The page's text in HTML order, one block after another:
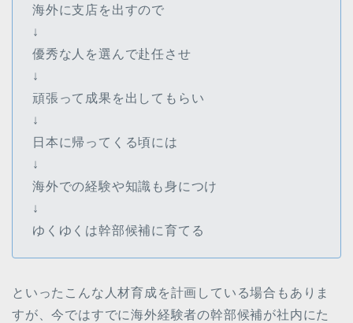
海外に支店を出すので
↓
優秀な人を選んで赴任させ
↓
頑張って成果を出してもらい
↓
日本に帰ってくる頃には
↓
海外での経験や知識も身につけ
↓
ゆくゆくは幹部候補に育てる
といったこんな人材育成を計画している場合もありま
すが、今ではすでに海外経験者の幹部候補が社内にた